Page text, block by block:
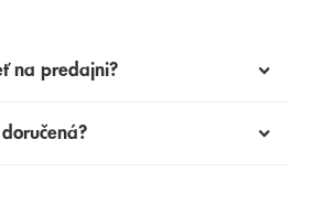
na predajni?